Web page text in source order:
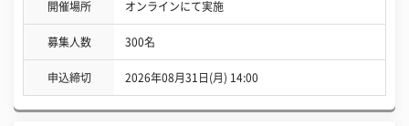
開催場所 オンラインにて実施
募集人数 300名
申込締切 2026年08月31日(月) 14:00